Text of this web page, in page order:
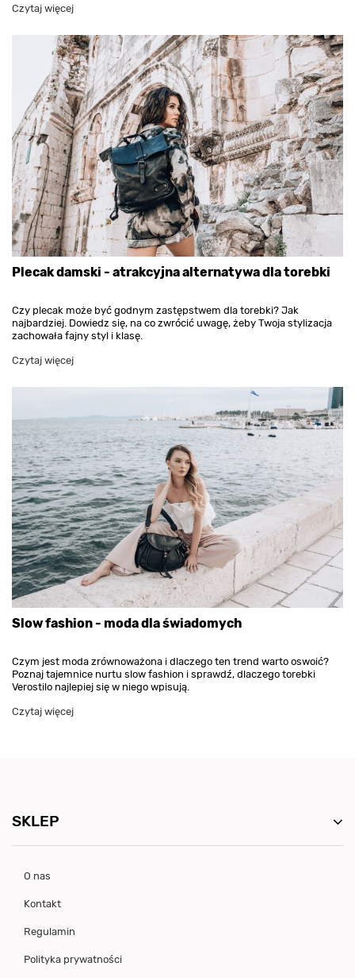
Czytaj więcej
Plecak damski - atrakcyjna alternatywa dla torebki
Czy plecak może być godnym zastępstwem dla torebki? Jak
najbardziej. Dowiedz się, na co zwrócić uwagę, żeby Twoja stylizacja
zachowała fajny styl i klasę.
Czytaj więcej
Slow fashion - moda dla świadomych
Czym jest moda zrównoważona i dlaczego ten trend warto oswoić?
Poznaj tajemnice nurtu slow fashion i sprawdź, dlaczego torebki
Verostilo najlepiej się w niego wpisują.
Czytaj więcej
SKLEP
O nas
Kontakt
Regulamin
Polityka prywatności